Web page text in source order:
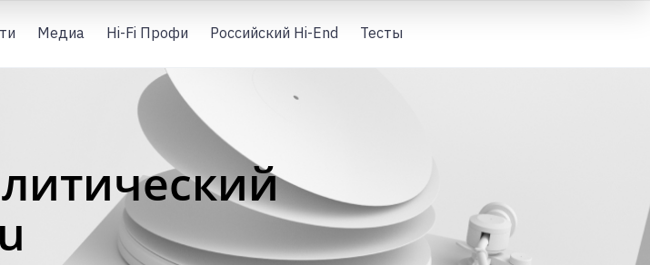
Медиа Hi-Fi Профи Российский Hi-End Тесты